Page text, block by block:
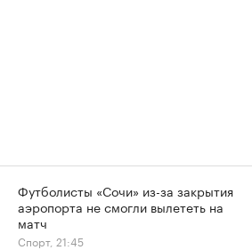
Футболисты «Сочи» из-за закрытия
аэропорта не смогли вылететь на
матч
Спорт, 21:45